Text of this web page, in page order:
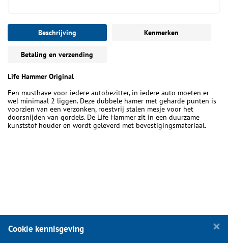
Beschrijving Kenmerken
Betaling en verzending
Life Hammer Original
Een musthave voor iedere autobezitter, in iedere auto moeten er
wel minimaal 2 liggen. Deze dubbele hamer met geharde punten is
voorzien van een verzonken, roestvrij stalen mesje voor het
doorsnijden van gordels. De Life Hammer zit in een duurzame
kunststof houder en wordt geleverd met bevestigingsmateriaal.
Cookie kennisgeving